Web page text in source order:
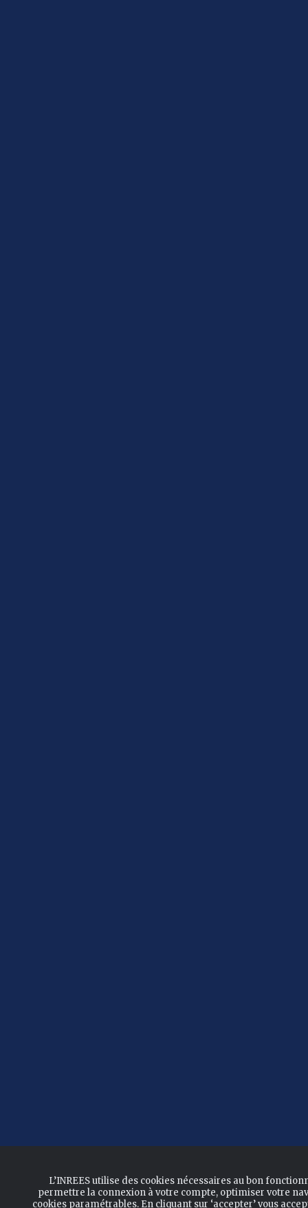
L’INREES utilise des cookies nécessaires au bon
permettre la connexion à votre compte, optimiser votre
cookies paramétrables. En cliquant sur ‘accepter’ vous